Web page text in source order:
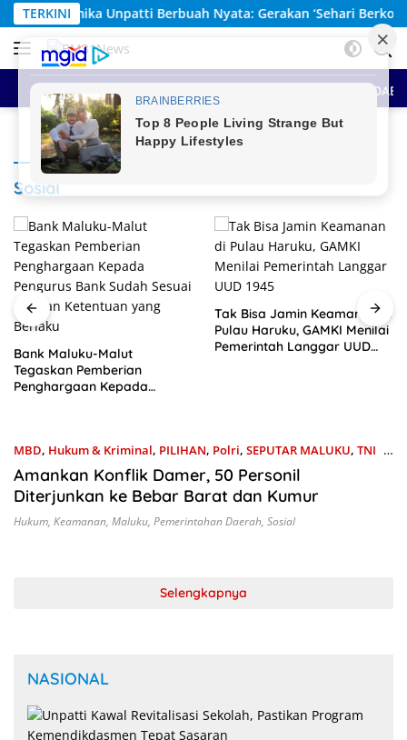
Langsung
ke
konten
TERKINI
Berbuah Nyata: Gerakan ‘Sehari Berkorban’ Himpun
HOME BERITA UTAMA ANTAR
Sosial
Bank Maluku-Malut
Tegaskan Pemberian
Penghargaan Kepada
Tak Bisa Jamin Keamanan di
Pulau Haruku, GAMKI Menilai
Pemerintah Langgar UUD
MBD, Hukum & Kriminal, PILIHAN, Polri, SEPUTAR MALUKU, TNI 1
Mei 2025
Amankan Konflik Damer, 50 Personil
Diterjunkan ke Bebar Barat dan Kumur
Hukum, Keamanan, Maluku, Pemerintahan Daerah, Sosial
Selengkapnya
NASIONAL